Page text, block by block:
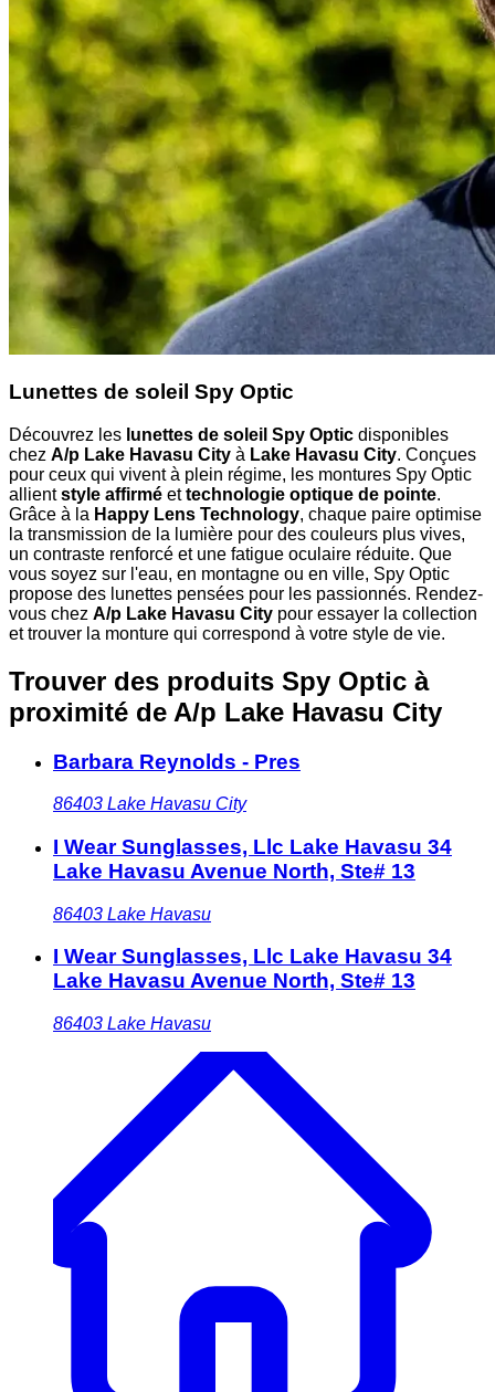
Lunettes de soleil Spy Optic
Découvrez les lunettes de soleil Spy Optic disponibles
chez A/p Lake Havasu City à Lake Havasu City. Conçues
pour ceux qui vivent à plein régime, les montures Spy Optic
allientstyle affirmé ettechnologie optique de pointe.
Grâce à la Happy Lens Technology, chaque paire optimise
la transmission de la lumière pour des couleurs plus vives,
un contraste renforcé et une fatigue oculaire réduite. Que
vous soyez sur l'eau, en montagne ou en ville, Spy Optic
propose des lunettes pensées pour les passionnés. Rendez-
vous chez A/p Lake Havasu City pour essayer la collection
et trouver la monture qui correspond à votre style de vie.
Trouver des produits Spy Optic à
proximité de A/p Lake Havasu City
Barbara Reynolds - Pres
86403 Lake Havasu City
I Wear Sunglasses, Llc Lake Havasu 34
Lake Havasu Avenue North, Ste# 13
86403 Lake Havasu
I Wear Sunglasses, Llc Lake Havasu 34
Lake Havasu Avenue North, Ste# 13
86403 Lake Havasu